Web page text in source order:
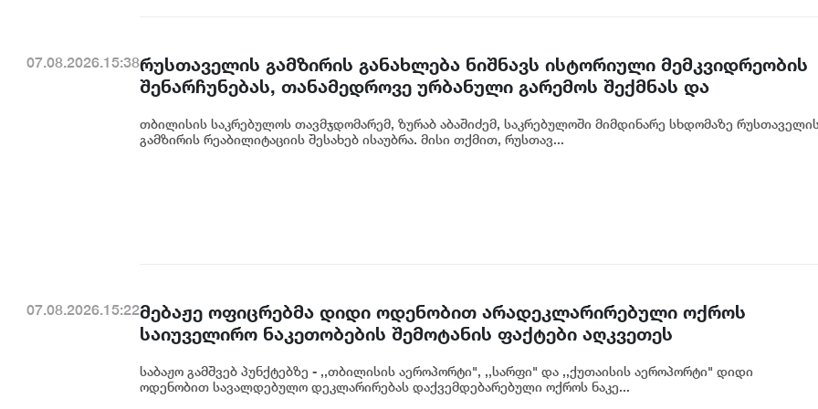
07.08.2026.15:38რუსთაველის გამზირის განახლება ნიშნავს ისტორიული მემკვიდრეობის
შენარჩუნებას, თანამედროვე ურბანული გარემოს შექმნას და
თბილისის საკრებულოს თავმჯდომარემ, ზურაბ აბაშიძემ, საკრებულოში მიმდინარე სხდომაზე
გამზირის რეაბილიტაციის შესახებ ისაუბრა. მისი თქმით, რუსთავ...
07.08.2026.15:22მებაჟე ოფიცრებმა დიდი ოდენობით არადეკლარირებული ოქროს
საიუველირო ნაკეთობების შემოტანის ფაქტები აღკვეთეს
საბაჟო გამშვებ პუნქტებზე - ,,თბილისის აეროპორტი", ,,სარფი" და ,,ქუთაისის აეროპორტი" დიდი
ოდენობით სავალდებულო დეკლარირებას დაქვემდებარებული ოქროს ნაკე...